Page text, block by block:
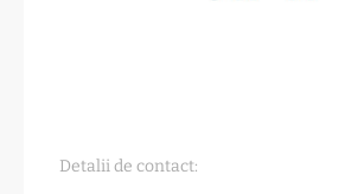
Detalii de contact: